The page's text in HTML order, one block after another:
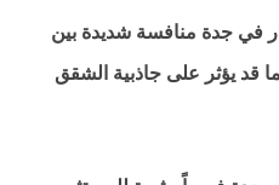
في جدة منافسة شديدة بين
قد يؤثر على جاذبية الشقق